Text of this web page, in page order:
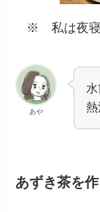
※ 私は夜寝
あや
熱
あずき茶を